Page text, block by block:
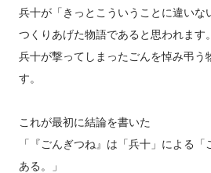
兵十が「きっとこういうことに違いな
つくりあげた物語であると思われます。
兵十が撃ってしまったごんを悼み弔う
す。
これが最初に結論を書いた
「『ごんぎつね』は「兵十」による
ある。」